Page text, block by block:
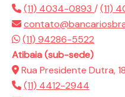
(11) 4034-0893 /(11)
(11) 94286-5522
Atibaia (sub-sede)
Rua Presidente Dutra,
(11) 4412-2944